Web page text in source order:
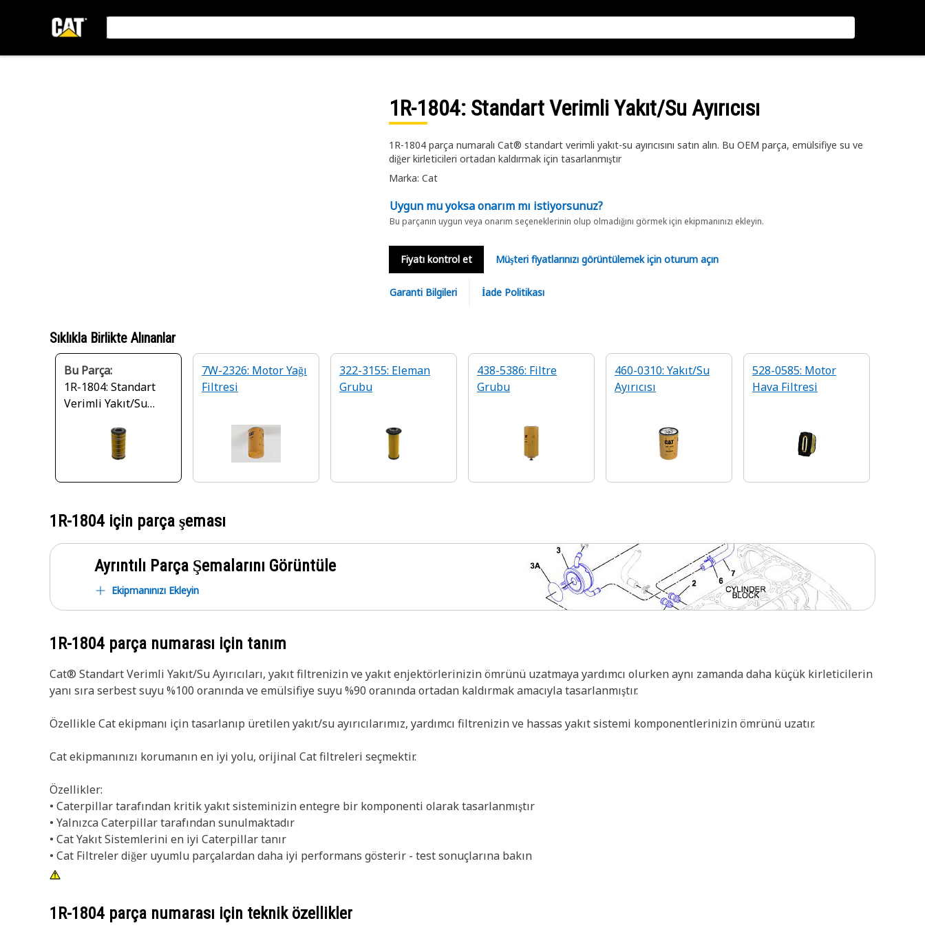
1R-1804: Standart Verimli Yakıt/Su Ayırıcısı
1R-1804 parça numaralı Cat® standart verimli yakıt-su ayırıcısını satın alın. Bu OEM parça, emülsifiye su ve
diğer kirleticileri ortadan kaldırmak için tasarlanmıştır
Marka: Cat
Uygun mu yoksa onarım mı istiyorsunuz?
Bu parçanın uygun veya onarım seçeneklerinin olup olmadığını görmek için ekipmanınızı ekleyin.
Fiyatı kontrol et Müşteri fiyatlarınızı görüntülemek için oturum açın
Garanti Bilgileri İade Politikası
Sıklıkla Birlikte Alınanlar
Bu Parça:
1R-1804: Standart
Verimli Yakıt/Su
7W-2326: Motor Yağı
Filtresi
322-3155: Eleman
Grubu
438-5386: Filtre
Grubu
460-0310: Yakıt/Su
Ayırıcısı
528-0585: Motor
Hava Filtresi
1R-1804 için parça şeması
Ayrıntılı Parça Şemalarını Görüntüle
Ekipmanınızı Ekleyin
1R-1804 parça numarası için tanım
Cat® Standart Verimli Yakıt/Su Ayırıcıları, yakıt filtrenizin ve yakıt enjektörlerinizin ömrünü uzatmaya yardımcı olurken aynı zamanda daha küçük kirleticilerin
yanı sıra serbest suyu %100 oranında ve emülsifiye suyu %90 oranında ortadan kaldırmak amacıyla tasarlanmıştır.
Özellikle Cat ekipmanı için tasarlanıp üretilen yakıt/su ayırıcılarımız, yardımcı filtrenizin ve hassas yakıt sistemi komponentlerinizin ömrünü uzatır.
Cat ekipmanınızı korumanın en iyi yolu, orijinal Cat filtreleri seçmektir.
Özellikler:
• Caterpillar tarafından kritik yakıt sisteminizin entegre bir komponenti olarak tasarlanmıştır
• Yalnızca Caterpillar tarafından sunulmaktadır
• Cat Yakıt Sistemlerini en iyi Caterpillar tanır
• Cat Filtreler diğer uyumlu parçalardan daha iyi performans gösterir - test sonuçlarına bakın
1R-1804 parça numarası için teknik özellikler